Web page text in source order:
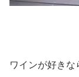
ワインが好きな